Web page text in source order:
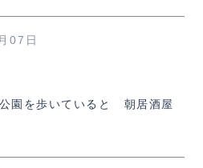
07日
園を歩いていると 朝居酒屋